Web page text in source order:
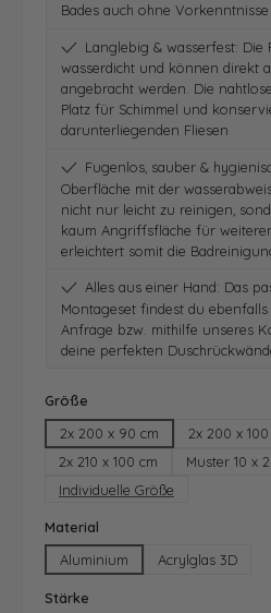
Bades auch ohne
Langlebig & wasserfest: Die
wasserdicht und können direkt
angebracht werden. Die
Platz für Schimmel und
darunterliegenden Fliesen
Fugenlos, sauber &
Oberfläche mit der
nicht nur leicht zu reinigen,
kaum Angriffsfläche für
erleichtert somit die
Alles aus einer Hand: Das
Montageset findest du
Anfrage bzw. mithilfe unseres
deine perfekten
Größe
2x 200 x 90 cm
2x 200 x
2x 210 x 100 cm
Muster 10 x
Individuelle Größe
Material
Aluminium
Acrylglas 3D
Stärke